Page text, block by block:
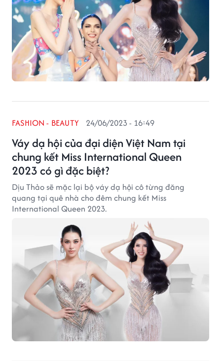
Váy dạ hội của đại diện Việt Nam tại
chung kết Miss International Queen
2023 có gì đặc biệt?
FASHION - BEAUTY 24/06/2023 - 16:49
Dịu Thảo sẽ mặc lại bộ váy dạ hội cô từng đăng
quang tại quê nhà cho đêm chung kết Miss
International Queen 2023.